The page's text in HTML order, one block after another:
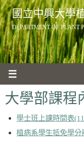
Skip
to
content
國立中興大學
DEPARTMENT OF PLANT
大學部課程
學士班上課時間表
植病系學生抵免學分